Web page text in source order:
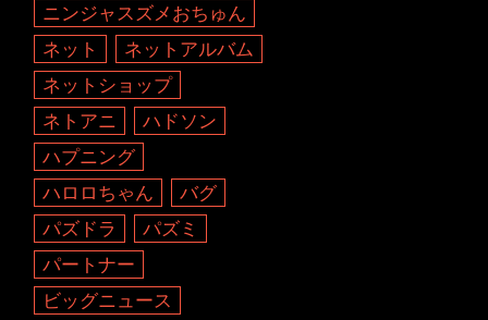
ニンジャスズメおちゅん
ネット
ネットアルバム
ネットショップ
ネトアニ
ハドソン
ハプニング
ハロロちゃん
バグ
パズドラ
パズミ
パートナー
ビッグニュース